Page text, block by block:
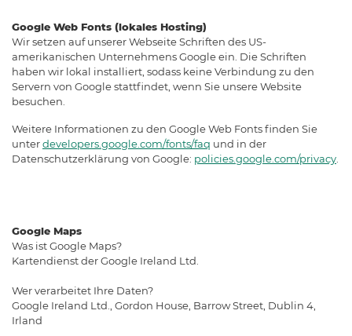
Google Web Fonts (lokales Hosting)
Wir setzen auf unserer Webseite Schriften des US-
amerikanischen Unternehmens Google ein. Die Schriften
haben wir lokal installiert, sodass keine Verbindung zu den
Servern von Google stattfindet, wenn Sie unsere Website
besuchen.
Weitere Informationen zu den Google Web Fonts finden Sie
unterdevelopers.google.com/fonts/faq und in der
Datenschutzerklärung von Google: policies.google.com/privacy
Google Maps
Was ist Google Maps?
Kartendienst der Google Ireland Ltd.
Wer verarbeitet Ihre Daten?
Google Ireland Ltd., Gordon House, Barrow Street, Dublin 4,
Irland